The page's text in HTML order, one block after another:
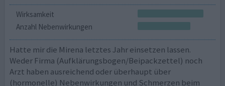
Wirksamkeit
Anzahl Nebenwirkungen
Hatte mir die Mirena letztes Jahr einsetzen lassen.
Weder Firma (Aufklärungsbogen/Beipackzettel) noch
Arzt haben ausreichend oder überhaupt über
(hormonelle) Nebenwirkungen und Schmerzen beim